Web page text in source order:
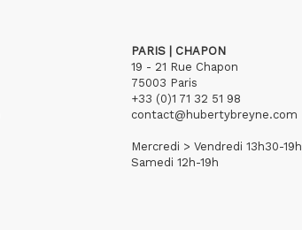
PARIS | CHAPON
19 - 21 Rue Chapon
75003 Paris
+33 (0)1 71 32 51 98
contact@hubertybreyne.com
Mercredi > Vendredi 13h30-19h
Samedi 12h-19h